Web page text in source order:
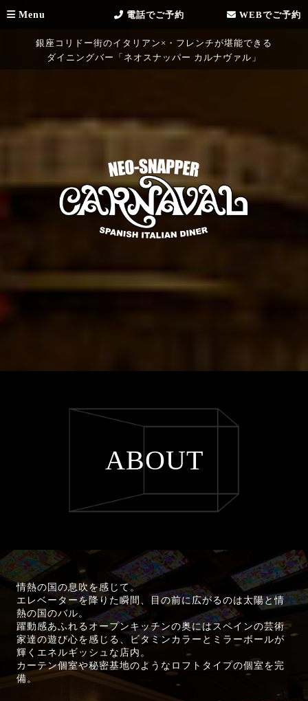
Menu 電話でご予約 WEBでご予約
銀座コリドー街のイタリアン×・フレンチが堪能できる
ダイニングバー「ネオスナッパー カルナヴァル」
ABOUT
情熱の国の息吹を感じて。
エレベーターを降りた瞬間、目の前に広がるのは太陽と情
熱の国のバル。
躍動感あふれるオープンキッチンの奥にはスペインの芸術
家達の遊び心を感じる、ビタミンカラーとミラーボールが
輝くエネルギッシュな店内。
カーテン個室や秘密基地のようなロフトタイプの個室を完
備。